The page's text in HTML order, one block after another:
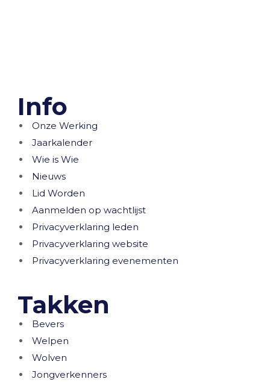
Info
Onze Werking
Jaarkalender
Wie is Wie
Nieuws
Lid Worden
Aanmelden op wachtlijst
Privacyverklaring leden
Privacyverklaring website
Privacyverklaring evenementen
Takken
Bevers
Welpen
Wolven
Jongverkenners